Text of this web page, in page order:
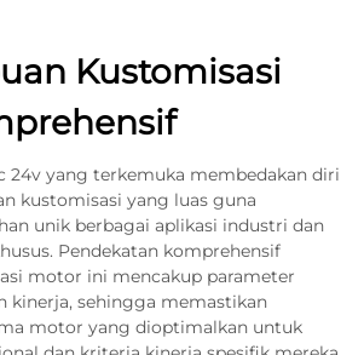
Kustomisasi
24v yang terkemuka membedakan diri
kustomisasi yang luas guna
unik berbagai aplikasi industri dan
Pendekatan komprehensif
motor ini mencakup parameter
kinerja, sehingga memastikan
motor yang dioptimalkan untuk